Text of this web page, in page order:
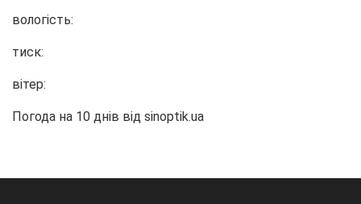
вологість:
тиск:
вітер:
Погода на 10 днів від sinoptik.ua